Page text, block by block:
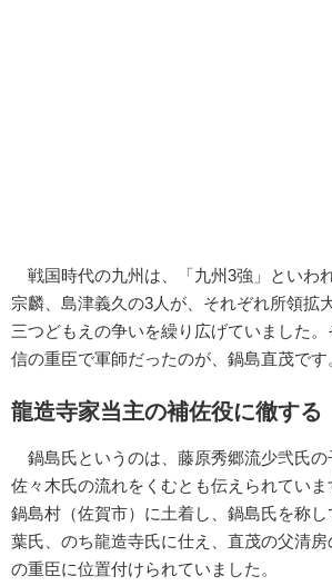
戦国時代の九州は、「九州3強」といわ
宗麟、島津義久の3人が、それぞれ所領拡
三つどもえの争いを繰り広げていました
信の重臣で軍師だったのが、鍋島直茂です
龍造寺家当主の補佐役に徹する
鍋島氏というのは、藤原秀郷流少弐氏の
佐々木氏の流れをくむとも伝えられてい
鍋島村（佐賀市）に土着し、鍋島氏を称
葉氏、のち龍造寺氏に仕え、直茂の父清
の重臣に位置付けられていました。